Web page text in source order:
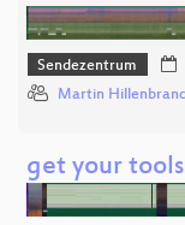
Sendezentrum
Martin
get your